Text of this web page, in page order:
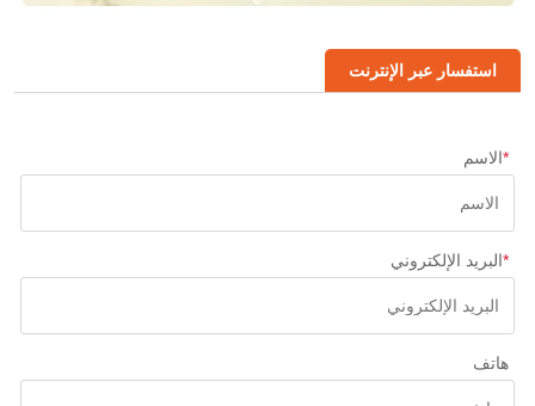
استفسار عبر الإنترنت
*الاسم
*البريد الإلكتروني
هاتف